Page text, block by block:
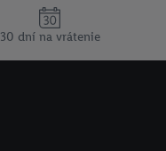
30 dní na vrátenie